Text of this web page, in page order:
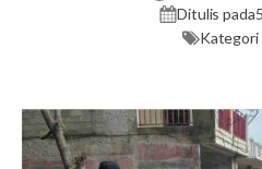
Ditulis pada
Kategori